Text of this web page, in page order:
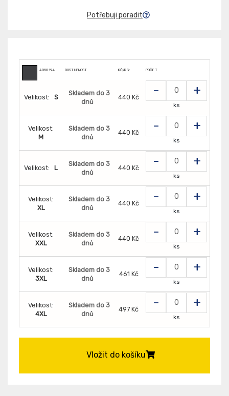
Potřebuji poradit
AD50194 DOSTUPNOST KČ/KS: POČET
Velikost: S
Skladem do 3
dnů
440 Kč - +
ks
Velikost:
M
Skladem do 3
dnů
440 Kč - +
ks
Velikost: L
Skladem do 3
dnů
440 Kč - +
ks
Velikost:
XL
Skladem do 3
dnů
440 Kč - +
ks
Velikost:
XXL
Skladem do 3
dnů
440 Kč - +
ks
Velikost:
3XL
Skladem do 3
dnů
461 Kč - +
ks
Velikost:
4XL
Skladem do 3
dnů
497 Kč - +
ks
Vložit do košíku